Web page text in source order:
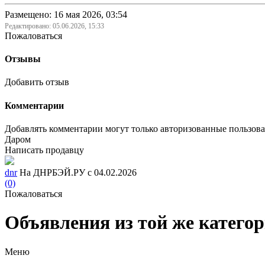
Размещено: 16 мая 2026, 03:54
Редактировано: 05.06.2026, 15:33
Пожаловаться
Отзывы
Добавить отзыв
Комментарии
Добавлять комментарии могут только авторизованные
Даром
Написать продавцу
dnr На ДНРБЭЙ.РУ с 04.02.2026
(0)
Пожаловаться
Объявления из той же
Меню